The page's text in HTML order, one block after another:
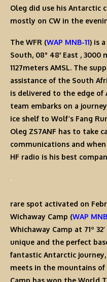
Oleg did use his Antarctic
mostly on CW in the
The WFR (WAP MNB-11) is
South, 08° 48′ East , 3000
1127meters AMSL. The
assistance of the South
is delivered to the edge of
team embarks on a
ice shelf to Wolf’s Fang
Oleg ZS7ANF has to take
communications and
HF radio is his best
.
rare spot activated on
Wichaway Camp (WAP
Whichaway Camp at 71º
unique and the perfect
fantastic Antarctic
meets in the mountains of
Camp has won the World